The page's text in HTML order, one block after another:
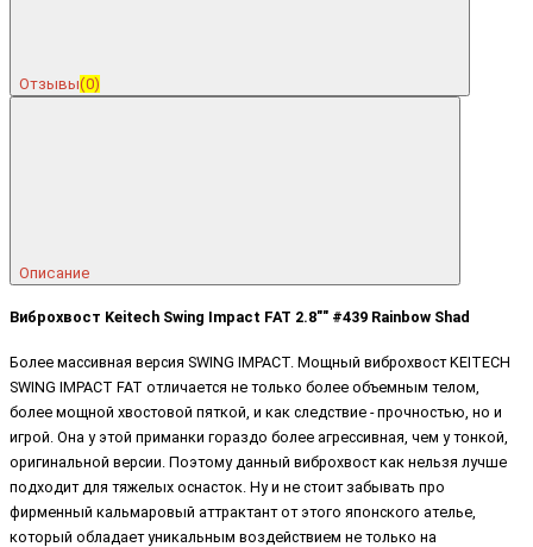
Отзывы(0)
Описание
Виброхвост Keitech Swing Impact FAT 2.8"" #439 Rainbow Shad
Более массивная версия SWING IMPACT. Мощный виброхвост KEITECH
SWING IMPACT FAT отличается не только более объемным телом,
более мощной хвостовой пяткой, и как следствие - прочностью, но и
игрой. Она у этой приманки гораздо более агрессивная, чем у тонкой,
оригинальной версии. Поэтому данный виброхвост как нельзя лучше
подходит для тяжелых оснасток. Ну и не стоит забывать про
фирменный кальмаровый аттрактант от этого японского ателье,
который обладает уникальным воздействием не только на